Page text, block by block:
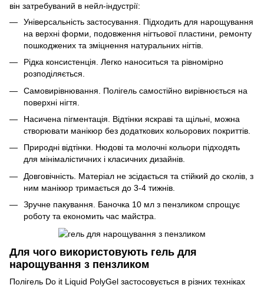
він затребуваний в нейл-індустрії:
Універсальність застосування. Підходить для нарощування
на верхні форми, подовження нігтьової пластини, ремонту
пошкоджених та зміцнення натуральних нігтів.
Рідка консистенція. Легко наноситься та рівномірно
розподіляється.
Самовирівнювання. Полігель самостійно вирівнюється на
поверхні нігтя.
Насичена пігментація. Відтінки яскраві та щільні, можна
створювати манікюр без додаткових кольорових покриттів.
Природні відтінки. Нюдові та молочні кольори підходять
для мінімалістичних і класичних дизайнів.
Довговічність. Матеріал не зсідається та стійкий до сколів, з
ним манікюр тримається до 3-4 тижнів.
Зручне пакування. Баночка 10 мл з пензликом спрощує
роботу та економить час майстра.
Для чого використовують гель для
нарощування з пензликом
Полігель Do it Liquid PolyGel застосовується в різних техніках